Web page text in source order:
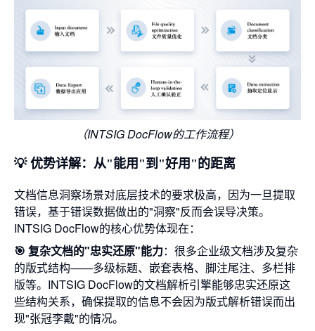
（INTSIG DocFlow的工作流程）
💡 优势详解：从"能用"到"好用"的距离
文档信息洞察场景对底层技术的要求极高，因为一旦提取
错误，基于错误数据做出的"洞察"反而会误导决策。
INTSIG DocFlow的核心优势体现在：
🎯 复杂文档的"忠实还原"能力：很多企业级文档涉及复杂
的版式结构——多级标题、嵌套表格、脚注尾注、多栏排
版等。INTSIG DocFlow的文档解析引擎能够忠实还原这
些结构关系，确保提取的信息不会因为版式解析错误而出
现"张冠李戴"的情况。